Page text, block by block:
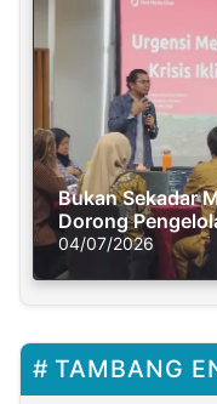
Bukan Sekadar
Dorong
Solusi Krisis Iklim
04/07/2026
TAMBANG